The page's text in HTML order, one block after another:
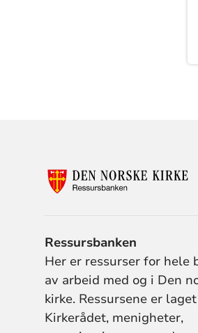
Ressursbanken
Her er ressurser for hele
av arbeid med og i Den
kirke. Ressursene er
Kirkerådet, menigheter,